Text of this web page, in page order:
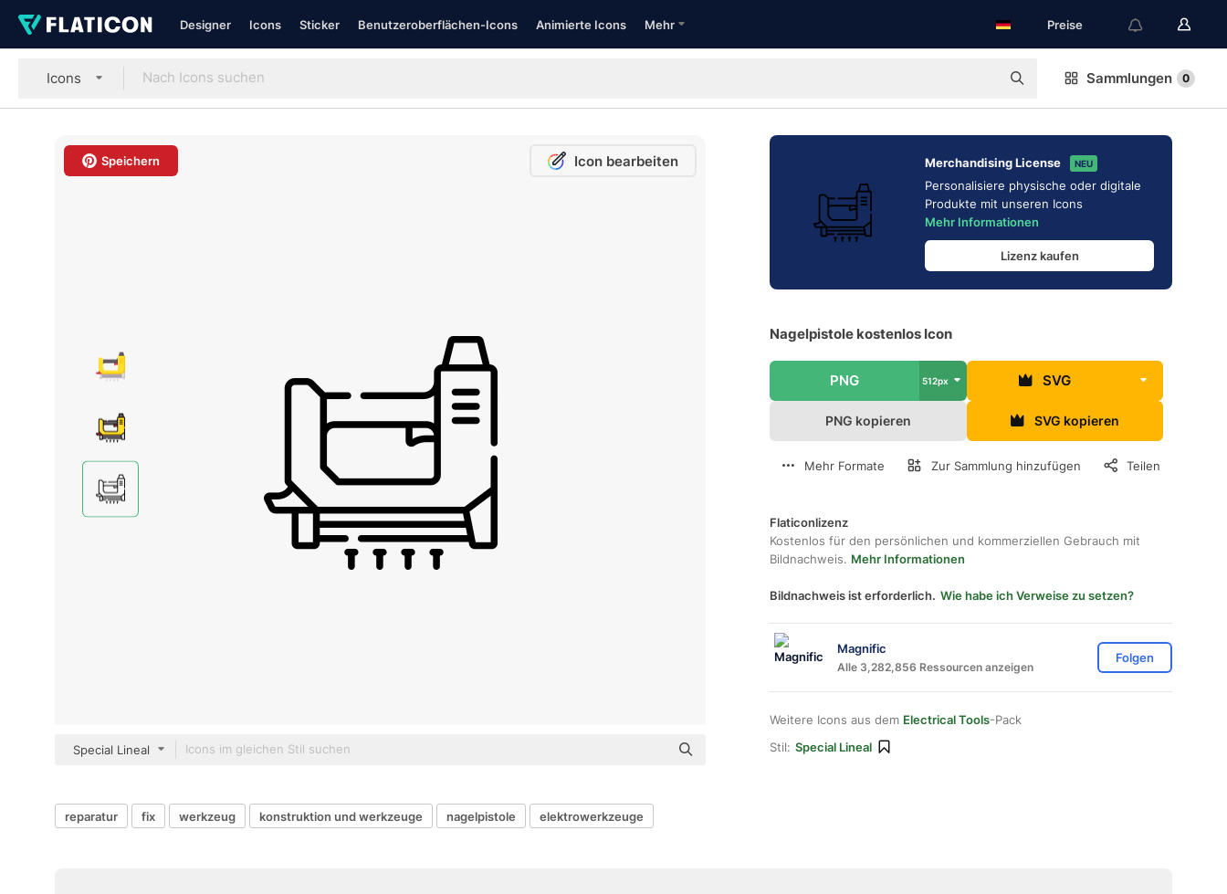
Designer Icons Sticker Benutzeroberflächen-Icons Animierte Icons Mehr Preise
Icons Sammlungen 0
Speichern Icon bearbeiten
Special Lineal
Merchandising License NEU
Personalisiere physische oder digitale
Produkte mit unseren Icons
Mehr Informationen
Lizenz kaufen
Nagelpistole kostenlos Icon
PNG 512px SVG
PNG kopieren SVG kopieren
Mehr Formate Zur Sammlung hinzufügen Teilen
Flaticonlizenz
Kostenlos für den persönlichen und kommerziellen Gebrauch mit
Bildnachweis. Mehr Informationen
Bildnachweis ist erforderlich. Wie habe ich Verweise zu setzen?
Magnific
Alle 3,282,856 Ressourcen anzeigen
Folgen
Weitere Icons aus dem Electrical Tools-Pack
Stil: Special Lineal
reparatur fix werkzeug konstruktion und werkzeuge nagelpistole elektrowerkzeuge